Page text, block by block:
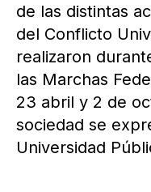
de las distintas
del Conflicto
realizaron
las Marchas
23 abril y 2 de
sociedad se
Universidad